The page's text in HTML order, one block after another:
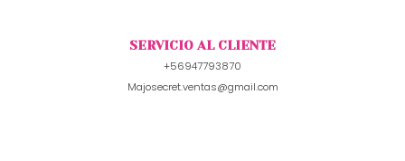
SERVICIO AL CLIENTE
+56947793870
Majosecret.ventas@gmail.com